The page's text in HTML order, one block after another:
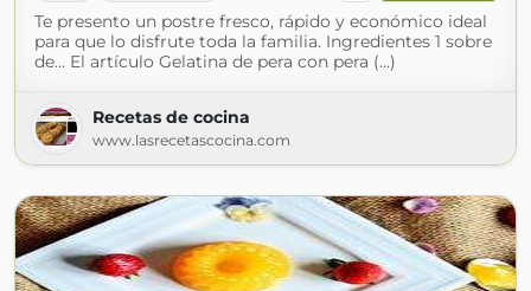
Te presento un postre fresco, rápido y económico ideal
para que lo disfrute toda la familia. Ingredientes 1 sobre
de... El artículo Gelatina de pera con pera (...)
Recetas de cocina
www.lasrecetascocina.com